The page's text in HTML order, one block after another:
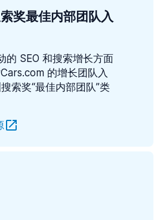
奖最佳内部团队入
的 SEO 和搜索增长方面
的增长团队入
索奖“最佳内部团队”类